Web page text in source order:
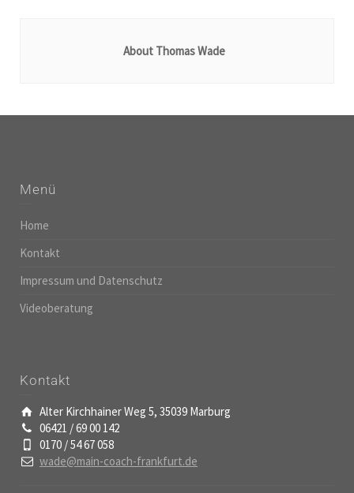
About Thomas Wade
Menü
Home
Kontakt
Impressum und Datenschutz
Videoberatung
Kontakt
Alter Kirchhainer Weg 5, 35039 Marburg
06421 / 69 00 142
0170 / 54 67 058
wade@main-coach-frankfurt.de